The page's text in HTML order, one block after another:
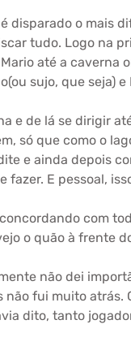
disparado o mais
tudo. Logo na
até a caverna
sujo, que seja)
e de lá se dirigir
só que como o
e ainda depois
E pessoal,
com
o quão à frente
não dei
não fui muito
dito, tanto